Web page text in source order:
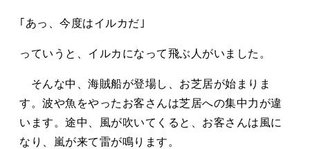
｢あっ、今度はイルカだ｣
っていうと、イルカになって飛ぶ人がいました。
そんな中、海賊船が登場し、お芝居が始まりま
す。波や魚をやったお客さんは芝居への集中力が違
います。途中、風が吹いてくると、お客さんは風に
なり、嵐が来て雷が鳴ります。